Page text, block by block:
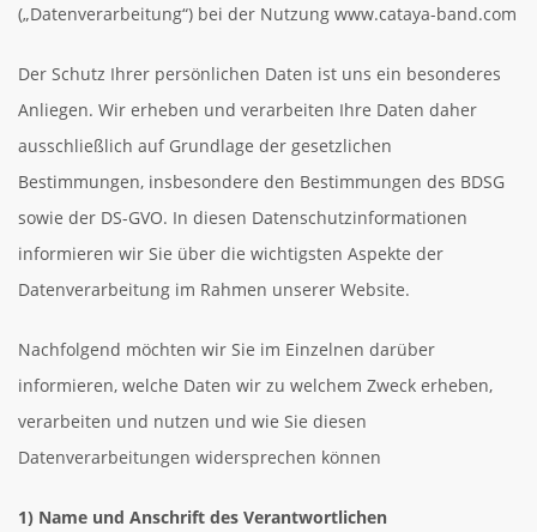
(„Datenverarbeitung“) bei der Nutzung www.cataya-band.com
Der Schutz Ihrer persönlichen Daten ist uns ein besonderes
Anliegen. Wir erheben und verarbeiten Ihre Daten daher
ausschließlich auf Grundlage der gesetzlichen
Bestimmungen, insbesondere den Bestimmungen des BDSG
sowie der DS-GVO. In diesen Datenschutzinformationen
informieren wir Sie über die wichtigsten Aspekte der
Datenverarbeitung im Rahmen unserer Website.
Nachfolgend möchten wir Sie im Einzelnen darüber
informieren, welche Daten wir zu welchem Zweck erheben,
verarbeiten und nutzen und wie Sie diesen
Datenverarbeitungen widersprechen können
1) Name und Anschrift des Verantwortlichen